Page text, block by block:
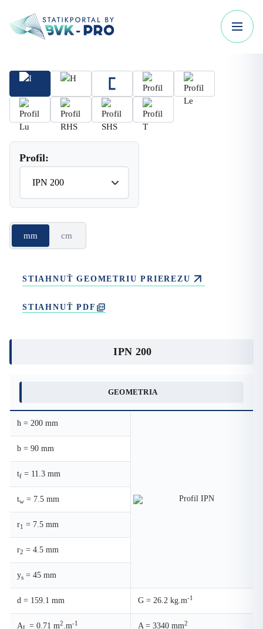
Profil:
mm cm
STIAHNUŤ GEOMETRIU PRIEREZU
STIAHNUŤ PDF
IPN 200
GEOMETRIA
h = 200 mm
b = 90 mm
tf = 11.3 mm
tw = 7.5 mm
r1 = 7.5 mm
r2 = 4.5 mm
ys = 45 mm
d = 159.1 mm G = 26.2 kg.m-1
A = 0.71 m2.m-1 A = 3340 mm2